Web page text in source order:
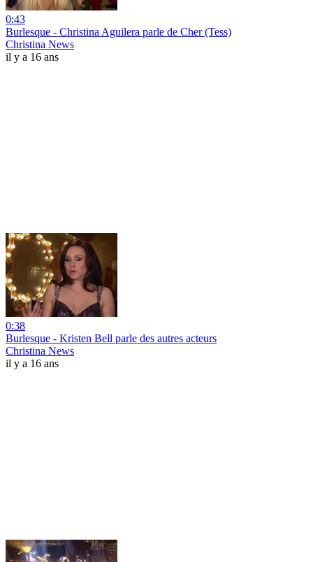
0:43
Burlesque - Christina Aguilera parle de Cher (Tess)
Christina News
il y a 16 ans
0:38
Burlesque - Kristen Bell parle des autres acteurs
Christina News
il y a 16 ans